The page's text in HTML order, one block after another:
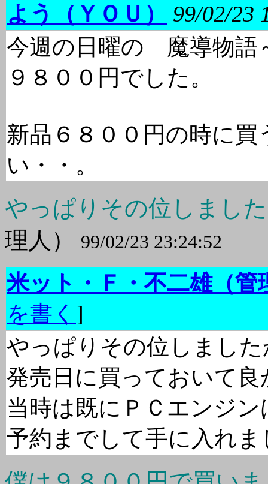
よう（ＹＯＵ）
99/02/23
今週の日曜の 魔導物語
９８００円でした。
新品６８００円の時に
い・・。
やっぱりその位しまし
理人）
99/02/23 23:24:52
米ット・Ｆ・不二雄（管
を書く ]
やっぱりその位しました
発売日に買っておいて
当時は既にＰＣエンジ
予約までして手に入れま